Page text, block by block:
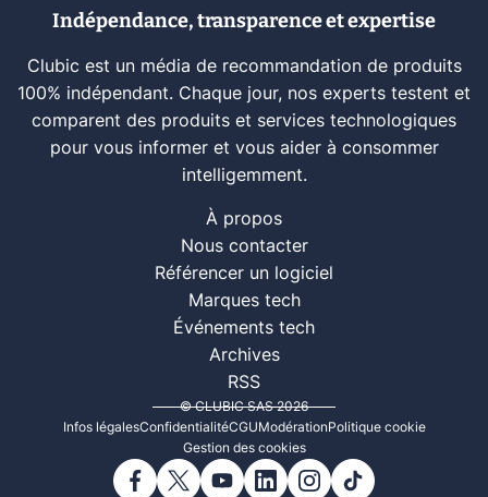
Indépendance, transparence et expertise
Clubic est un média de recommandation de produits
100% indépendant. Chaque jour, nos experts testent et
comparent des produits et services technologiques
pour vous informer et vous aider à consommer
intelligemment.
À propos
Nous contacter
Référencer un logiciel
Marques tech
Événements tech
Archives
RSS
© CLUBIC SAS 2026
Infos légalesConfidentialitéCGUModérationPolitique cookie
Gestion des cookies